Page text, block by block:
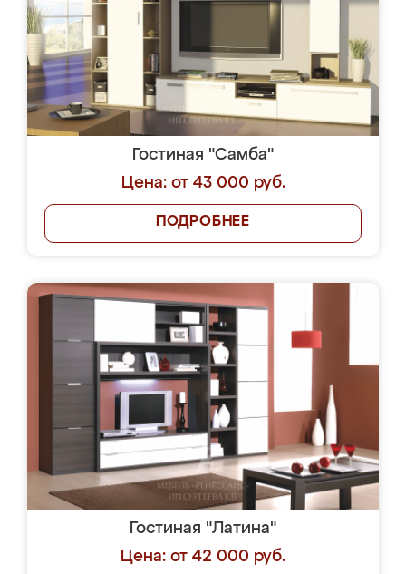
Гостиная "Самба"
Цена: от 43 000 руб.
ПОДРОБНЕЕ
Гостиная "Латина"
Цена: от 42 000 руб.